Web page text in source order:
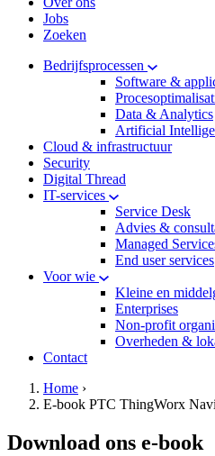
Jobs
Zoeken
Bedrijfsprocessen
Software &
Data & Analytics
Artificial
Cloud & infrastructuur
Security
Digital Thread
IT-services
Service Desk
Advies &
Managed
End user services
Voor wie
Kleine en
Enterprises
Non-profit
Overheden &
Contact
hamburger
Kruimelpad
Home ›
E-book PTC ThingWorx
Download ons e-book